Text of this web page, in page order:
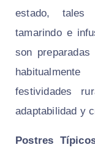
estado, tales
tamarindo e
son
festividades
adaptabilidad y
Postres